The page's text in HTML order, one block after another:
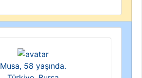
Musa, 58 yaşında.